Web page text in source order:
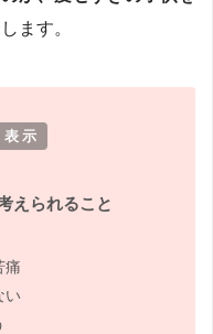
ます。
表示
えられること
痛
い